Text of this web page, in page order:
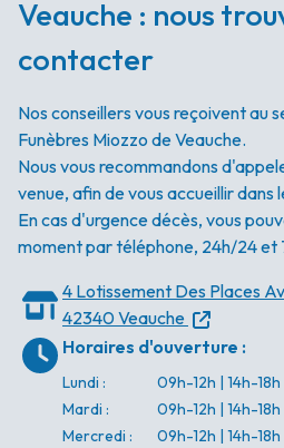
Veauche : nous
contacter
Nos conseillers vous reçoivent au
Funèbres Miozzo de Veauche.
Nous vous recommandons
venue, afin de vous accueillir dans
En cas d'urgence décès, vous
moment par téléphone, 24h/24 et
4 Lotissement Des Places
42340 Veauche
Horaires d'ouverture :
Lundi :
09h-12h | 14h-18h
Mardi :
09h-12h | 14h-18h
Mercredi :
09h-12h | 14h-18h